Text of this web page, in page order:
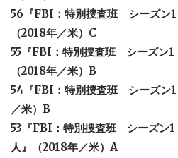
56『FBI：特別捜査班 シーズン
（2018年／米）C
55『FBI：特別捜査班 シーズン1
（2018年／米）B
54『FBI：特別捜査班 シーズン1
／米）B
53『FBI：特別捜査班 シーズン
人』（2018年／米）A